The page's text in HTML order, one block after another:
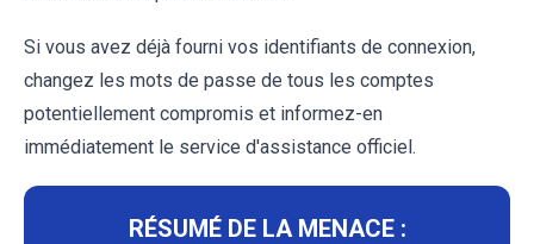
Si vous avez déjà fourni vos identifiants de connexion,
changez les mots de passe de tous les comptes
potentiellement compromis et informez-en
immédiatement le service d'assistance officiel.
RÉSUMÉ DE LA MENACE :